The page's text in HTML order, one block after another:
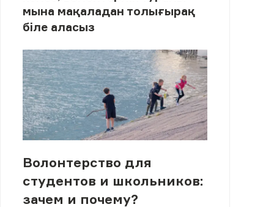
мына мақаладан толығырақ
біле аласыз
Волонтерство для
студентов и школьников:
зачем и почему?